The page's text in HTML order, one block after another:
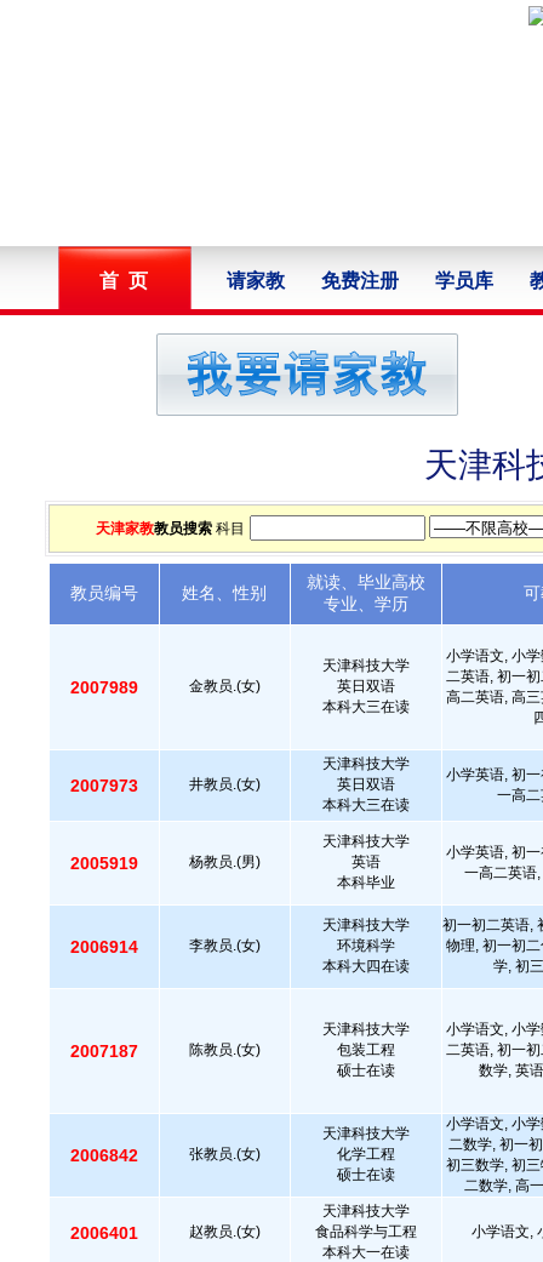
首 页 请家教 免费注册 学员库
天津科
天津家教教员搜索 科目
教员编号 姓名、性别
就读、毕业高校
专业、学历
2007989 金教员.(女)
天津科技大学
英日双语
本科大三在读
小学语文, 小
二英语, 初一
高二英语, 高
2007973 井教员.(女)
天津科技大学
英日双语
本科大三在读
小学英语, 初
一高
2005919 杨教员.(男)
天津科技大学
英语
本科毕业
小学英语, 初
一高二英语
2006914 李教员.(女)
天津科技大学
环境科学
本科大四在读
初一初二英语,
物理, 初一初
学, 初
2007187 陈教员.(女)
天津科技大学
包装工程
硕士在读
小学语文, 小
二英语, 初一
数学, 英
2006842 张教员.(女)
天津科技大学
化学工程
硕士在读
小学语文, 小
二数学, 初一
初三数学, 初
二数学, 高
2006401 赵教员.(女)
天津科技大学
食品科学与工程
本科大一在读
小学语文,